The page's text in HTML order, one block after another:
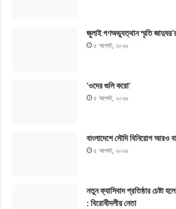
জুলাই গণঅভ্যুত্থান স্মৃতি
৫ আগস্ট, ২০২৬
‘ওদের গুলি করো’
৫ আগস্ট, ২০২৬
বাংলাদেশে সৌদি বিনিয়োগ আরও
৫ আগস্ট, ২০২৬
নতুন ফ্যাসিবাদ প্রতিষ্ঠার চেষ্টা
: বিরোধীদলীয় নেতা